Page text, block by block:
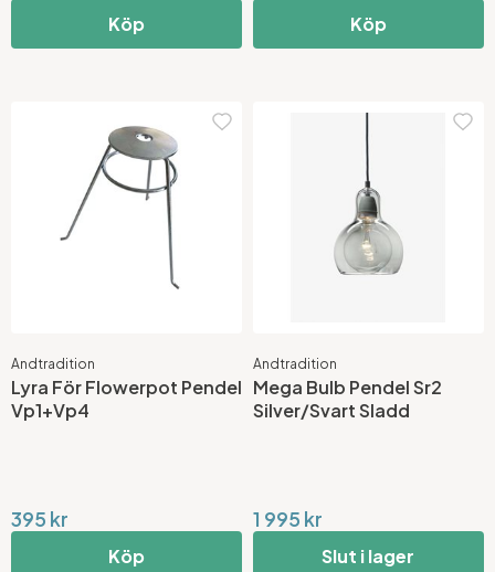
Köp Köp
Andtradition
Lyra För Flowerpot Pendel
Vp1+Vp4
395 kr
Köp
Andtradition
Mega Bulb Pendel Sr2
Silver/Svart Sladd
1 995 kr
Slut i lager